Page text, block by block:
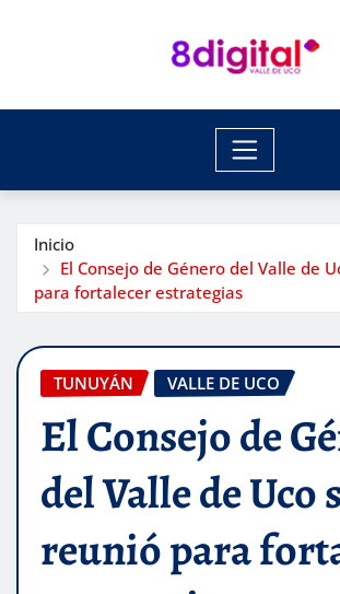
Inicio
El Consejo de Género del Valle de
para fortalecer estrategias
TUNUYÁN VALLE DE UCO
El Consejo de
del Valle de Uco
reunió para